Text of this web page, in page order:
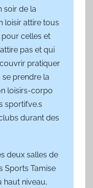
soir de la
loisir attire tous
celles et
pas et qui
pratiquer
se prendre la
loisirs-corpo
sportif.ve.s
durant des
deux salles de
Sports Tamise
haut niveau,